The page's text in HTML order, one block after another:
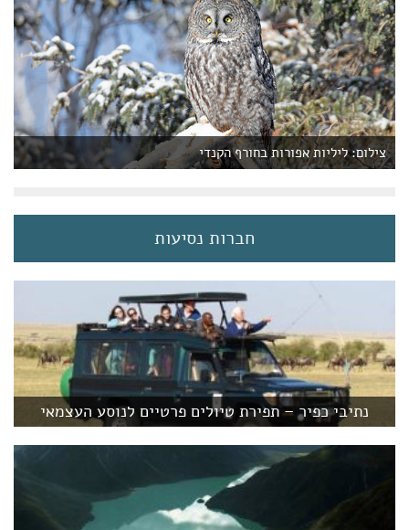
צילום: ליליות אפורות בחורף הקנדי
חברות נסיעות
נתיבי כפיר – תפירת טיולים פרטיים לנוסע העצמאי